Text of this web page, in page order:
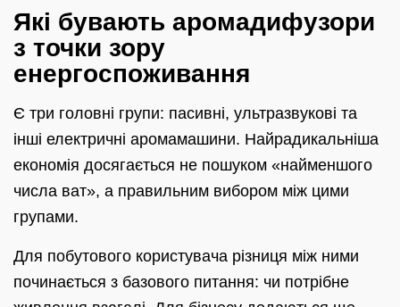
Які бувають аромадифузори
з точки зору
енергоспоживання
Є три головні групи: пасивні, ультразвукові та
інші електричні аромамашини. Найрадикальніша
економія досягається не пошуком «найменшого
числа ват», а правильним вибором між цими
групами.
Для побутового користувача різниця між ними
починається з базового питання: чи потрібне